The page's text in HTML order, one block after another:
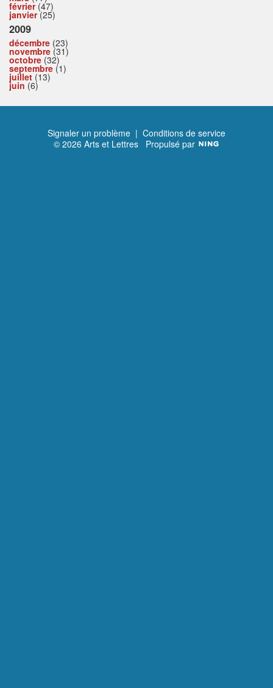
février(47)
janvier(25)
2009
décembre (23)
novembre (31)
octobre (32)
septembre (1)
juillet (13)
juin (6)
Signaler un problème | Conditions de service
© 2026 Arts et Lettres Propulsé par